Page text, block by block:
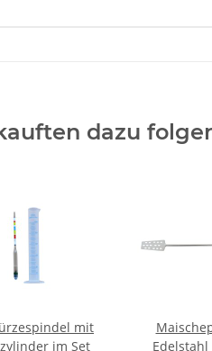
dazu
mit
im Set
Edelstahl